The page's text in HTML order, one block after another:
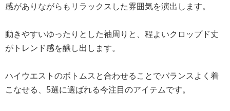
感がありながらもリラックスした雰囲気を演出します。
動きやすいゆったりとした袖周りと、程よいクロップド丈
がトレンド感を醸し出します。
ハイウエストのボトムスと合わせることでバランスよく着
こなせる、5選に選ばれる今注目のアイテムです。